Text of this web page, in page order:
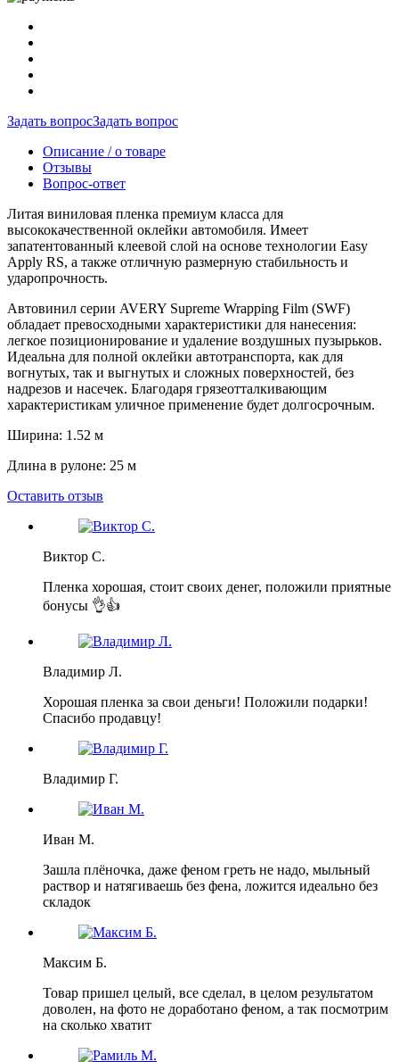
Задать вопросЗадать вопрос
Описание / о товаре
Отзывы
Вопрос-ответ
Литая виниловая пленка премиум класса для
высококачественной оклейки автомобиля. Имеет
запатентованный клеевой слой на основе технологии Easy
Apply RS, а также отличную размерную стабильность и
ударопрочность.
Автовинил серии AVERY Supreme Wrapping Film (SWF)
обладает превосходными характеристики для нанесения:
легкое позиционирование и удаление воздушных пузырьков.
Идеальна для полной оклейки автотранспорта, как для
вогнутых, так и выгнутых и сложных поверхностей, без
надрезов и насечек. Благодаря грязеотталкивающим
характеристикам уличное применение будет долгосрочным.
Ширина: 1.52 м
Длина в рулоне: 25 м
Оставить отзыв
Виктор С.
Пленка хорошая, стоит своих денег, положили приятные
бонусы 👌👍
Владимир Л.
Хорошая пленка за свои деньги! Положили подарки!
Спасибо продавцу!
Владимир Г.
Иван М.
Зашла плёночка, даже феном греть не надо, мыльный
раствор и натягиваешь без фена, ложится идеально без
складок
Максим Б.
Товар пришел целый, все сделал, в целом результатом
доволен, на фото не доработано феном, а так посмотрим
на сколько хватит